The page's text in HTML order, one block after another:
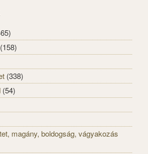
(158)
(338)
(54)
magány, boldogság, vágyakozás